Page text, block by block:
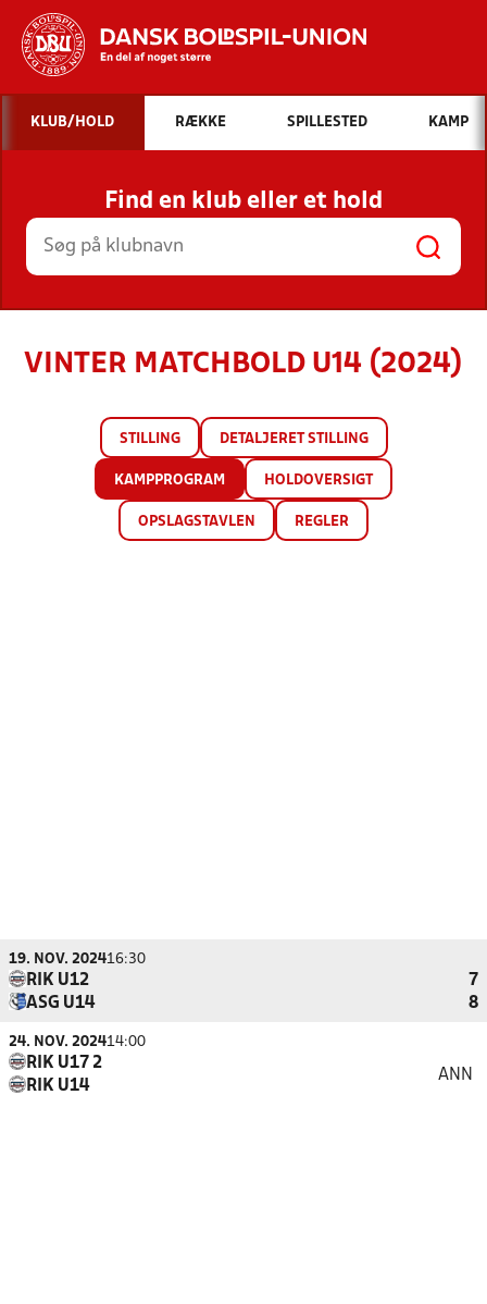
Hvad vil du søge efter?
INDHOLD OG NYHEDER
STILLINGER, RESULTATER, KLUBBER OG
HOLD
KLUB/HOLD RÆKKE SPILLESTED KAMP
Find en klub eller et hold
VINTER MATCHBOLD U14 (2024)
STILLING DETALJERET STILLING
KAMPPROGRAM HOLDOVERSIGT
OPSLAGSTAVLEN REGLER
19. NOV. 202416:30
RIK U12
7
ASG U14
8
24. NOV. 202414:00
RIK U17 2
RIK U14
ANN